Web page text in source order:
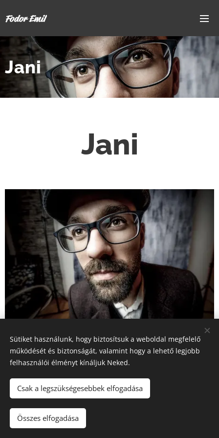
Fodor Emil
Jani
Jani
photosbyfodoremil@gmail.com
Az oldalt a
Sütiket használunk, hogy biztosítsuk a weboldal megfelelő
működését és biztonságát, valamint hogy a lehető legjobb
felhasználói élményt kínáljuk Neked.
Csak a legszükségesebbek elfogadása
Összes elfogadása